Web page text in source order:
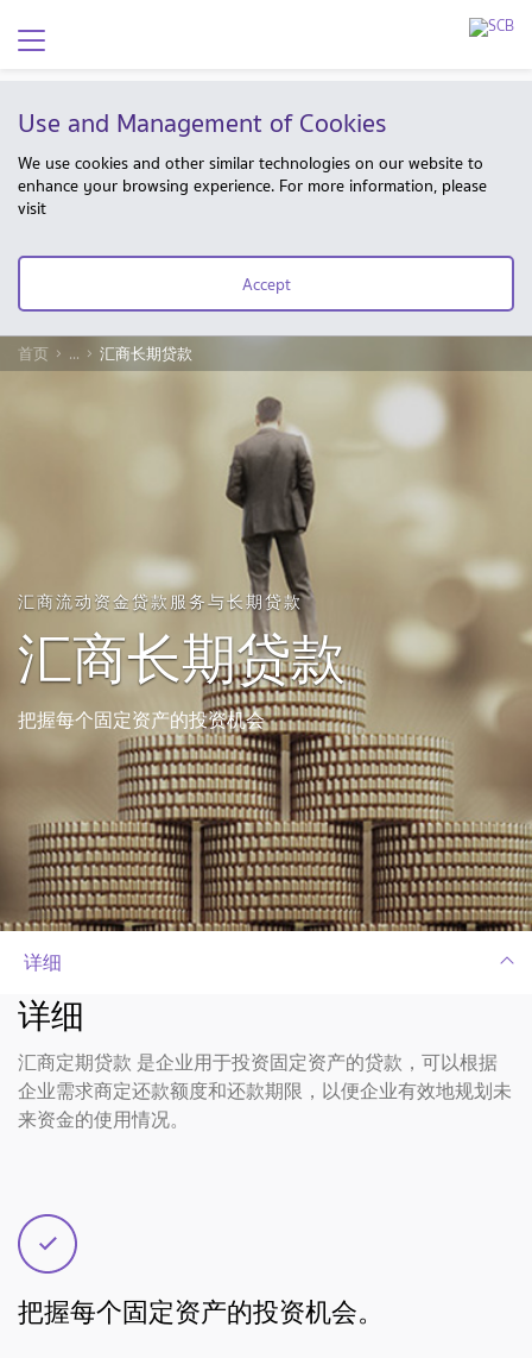
Use and Management of Cookies
We use cookies and other similar technologies on our website to
enhance your browsing experience. For more information, please
visit
Accept
首页 ... 汇商长期贷款
汇商流动资金贷款服务与长期贷款
汇商长期贷款
把握每个固定资产的投资机会
详细
详细
汇商定期贷款 是企业用于投资固定资产的贷款，可以根据
企业需求商定还款额度和还款期限，以便企业有效地规划未
来资金的使用情况。
把握每个固定资产的投资机会。